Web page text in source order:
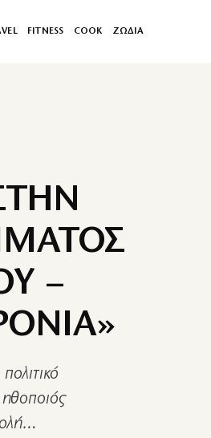
FITNESS COOK ΖΩΔΙΑ
–